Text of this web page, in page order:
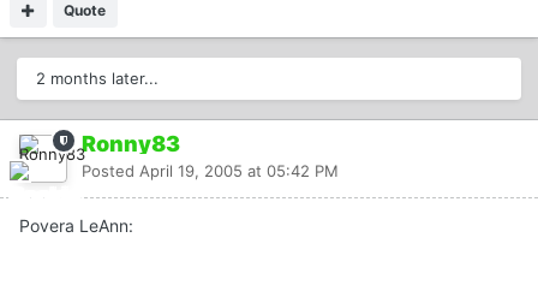
Quote
2 months later...
Ronny83
Posted April 19, 2005 at 05:42 PM
Povera LeAnn: